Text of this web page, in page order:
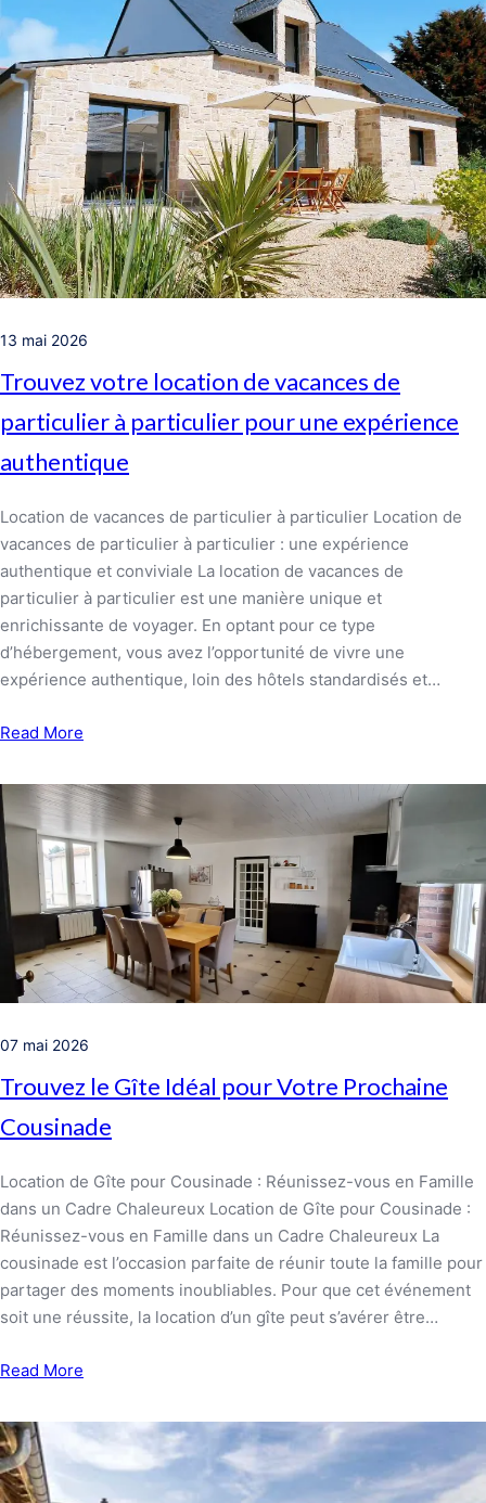
13 mai 2026
Trouvez votre location de vacances de
particulier à particulier pour une expérience
authentique
Location de vacances de particulier à particulier Location de
vacances de particulier à particulier : une expérience
authentique et conviviale La location de vacances de
particulier à particulier est une manière unique et
enrichissante de voyager. En optant pour ce type
d’hébergement, vous avez l’opportunité de vivre une
expérience authentique, loin des hôtels standardisés et…
Read More
07 mai 2026
Trouvez le Gîte Idéal pour Votre Prochaine
Cousinade
Location de Gîte pour Cousinade : Réunissez-vous en Famille
dans un Cadre Chaleureux Location de Gîte pour Cousinade :
Réunissez-vous en Famille dans un Cadre Chaleureux La
cousinade est l’occasion parfaite de réunir toute la famille pour
partager des moments inoubliables. Pour que cet événement
soit une réussite, la location d’un gîte peut s’avérer être…
Read More